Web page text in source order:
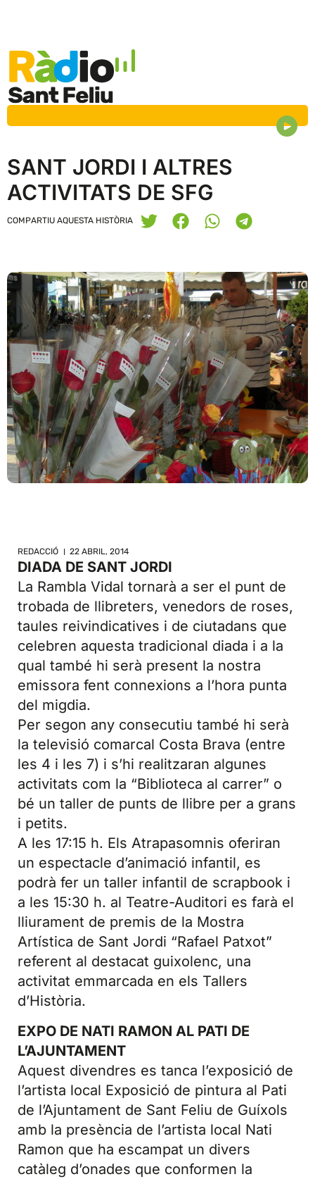
SANT JORDI I ALTRES
ACTIVITATS DE SFG
COMPARTIU AQUESTA HISTÒRIA
REDACCIÓ 22 ABRIL, 2014
DIADA DE SANT JORDI
La Rambla Vidal tornarà a ser el punt de
trobada de llibreters, venedors de roses,
taules reivindicatives i de ciutadans que
celebren aquesta tradicional diada i a la
qual també hi serà present la nostra
emissora fent connexions a l’hora punta
del migdia.
Per segon any consecutiu també hi serà
la televisió comarcal Costa Brava (entre
les 4 i les 7) i s’hi realitzaran algunes
activitats com la “Biblioteca al carrer” o
bé un taller de punts de llibre per a grans
i petits.
A les 17:15 h. Els Atrapasomnis oferiran
un espectacle d’animació infantil, es
podrà fer un taller infantil de scrapbook i
a les 15:30 h. al Teatre-Auditori es farà el
lliurament de premis de la Mostra
Artística de Sant Jordi “Rafael Patxot”
referent al destacat guixolenc, una
activitat emmarcada en els Tallers
d’Història.
EXPO DE NATI RAMON AL PATI DE
L’AJUNTAMENT
Aquest divendres es tanca l’exposició de
l’artista local Exposició de pintura al Pati
de l’Ajuntament de Sant Feliu de Guíxols
amb la presència de l’artista local Nati
Ramon que ha escampat un divers
catàleg d’onades que conformen la